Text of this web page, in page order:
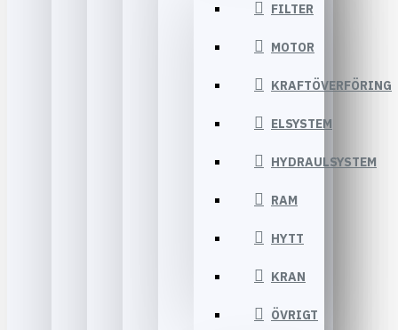
FILTER
MOTOR
KRAFTÖVERFÖRING
ELSYSTEM
HYDRAULSYSTEM
RAM
HYTT
KRAN
ÖVRIGT